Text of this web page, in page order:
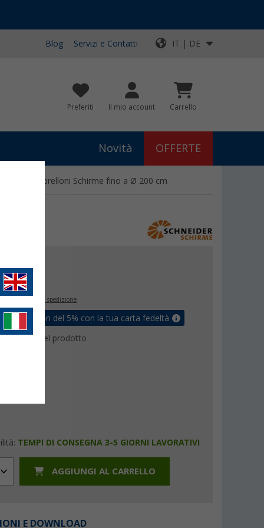
Blog Servizi e Contatti IT | DE
Preferiti Il mio account Carrello
Novità OFFERTE
per ombrelloni Schirme fino a Ø 200 cm
€
+ Spese di spedizione
un coupon del 5% con la tua carta fedeltà
tecnica del prodotto
TEMPI DI CONSEGNA 3-5 GIORNI LAVORATIVI
AGGIUNGI AL CARRELLO
E DOWNLOAD